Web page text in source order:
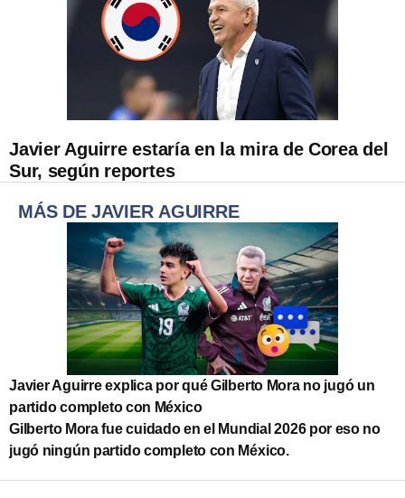
Javier Aguirre estaría en la mira de Corea del
Sur, según reportes
MÁS DE JAVIER AGUIRRE
Javier Aguirre explica por qué Gilberto Mora no jugó un
partido completo con México
Gilberto Mora fue cuidado en el Mundial 2026 por eso no
jugó ningún partido completo con México.